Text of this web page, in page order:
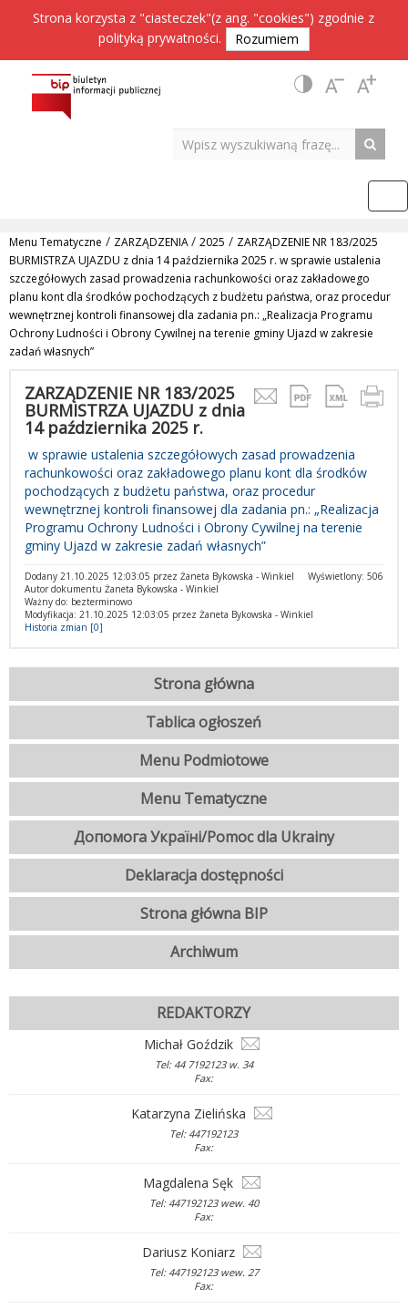
Strona korzysta z "ciasteczek"(z ang. "cookies") zgodnie z
polityką prywatności. Rozumiem
Menu Tematyczne / ZARZĄDZENIA/ 2025 / ZARZĄDZENIE NR 183/2025
BURMISTRZA UJAZDU z dnia 14 października 2025 r. w sprawie ustalenia
szczegółowych zasad prowadzenia rachunkowości oraz zakładowego
planu kont dla środków pochodzących z budżetu państwa, oraz procedur
wewnętrznej kontroli finansowej dla zadania pn.: „Realizacja Programu
Ochrony Ludności i Obrony Cywilnej na terenie gminy Ujazd w zakresie
zadań własnych”
ZARZĄDZENIE NR 183/2025
BURMISTRZA UJAZDU z dnia
14 października 2025 r.
w sprawie ustalenia szczegółowych zasad prowadzenia
rachunkowości oraz zakładowego planu kont dla środków
pochodzących z budżetu państwa, oraz procedur
wewnętrznej kontroli finansowej dla zadania pn.: „Realizacja
Programu Ochrony Ludności i Obrony Cywilnej na terenie
gminy Ujazd w zakresie zadań własnych”
Wyświetlony: 506
Dodany 21.10.2025 12:03:05 przez Żaneta Bykowska - Winkiel
Autor dokumentu Żaneta Bykowska - Winkiel
Ważny do: bezterminowo
Modyfikacja: 21.10.2025 12:03:05 przez Żaneta Bykowska - Winkiel
Historia zmian [0]
Strona główna
Tablica ogłoszeń
Menu Podmiotowe
Menu Tematyczne
Допомога Україні/Pomoc dla Ukrainy
Deklaracja dostępności
Strona główna BIP
Archiwum
REDAKTORZY
Michał Goździk
Tel: 44 7192123 w. 34
Fax:
Katarzyna Zielińska
Tel: 447192123
Fax:
Magdalena Sęk
Tel: 447192123 wew. 40
Fax:
Dariusz Koniarz
Tel: 447192123 wew. 27
Fax: